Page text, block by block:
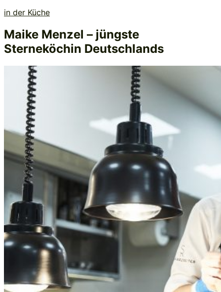
in der Küche
Maike Menzel – jüngste
Sterneköchin Deutschlands